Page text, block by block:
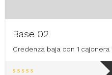
de
Base 02
Credenza baja con 1 cajonera